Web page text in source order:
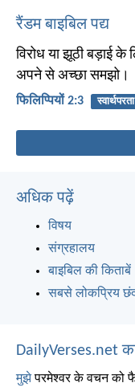
रैंडम बाइबिल पद्य
विरोध या झूठी बड़ाई
अपने से अच्छा समझो।
फिलिप्पियों 2:3 स्वार्थपरता
अधिक पढ़ें
विषय
संग्रहालय
बाइबिल की किताबें
सबसे लोकप्रिय
DailyVerses.net
मुझेपरमेश्वर के वचन को